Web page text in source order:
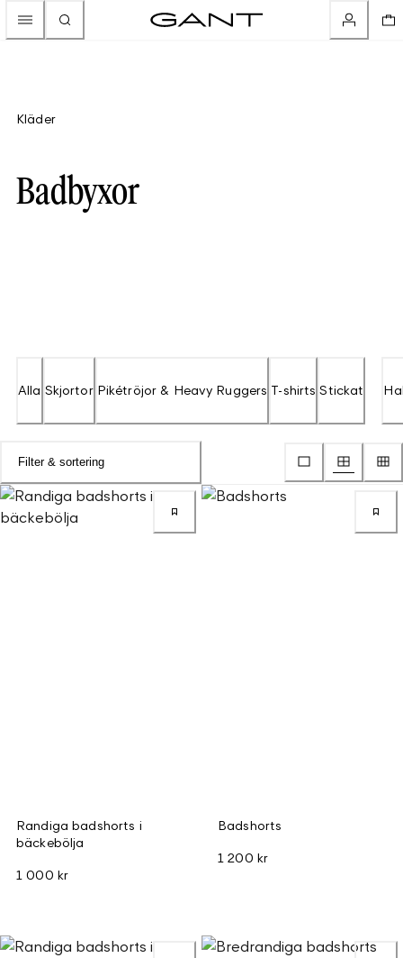
Kläder
Badbyxor
Alla Skjortor Pikétröjor & Heavy Ruggers T-shirts Stickat
Filter & sortering
Randiga badshorts i
bäckebölja
1 000 kr
Badshorts
1 200 kr